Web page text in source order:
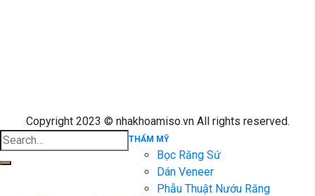
Copyright 2023 © nhakhoamiso.vn All rights reserved.
THẨM MỸ
Bọc Răng Sứ
Dán Veneer
Phẫu Thuật Nướu Răng